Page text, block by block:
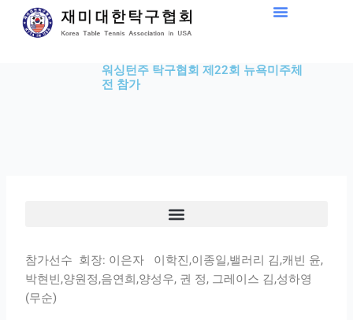
워싱턴주 탁구협회 제22회 뉴욕미주체
전 참가
참가선수 회장: 이은자 이학진,이종일,밸러리 김,캐빈 윤,
박현빈,양원정,음연희,양성우, 권 정, 그레이스 김,성하영
(무순)